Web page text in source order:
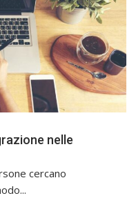
nelle
cercano